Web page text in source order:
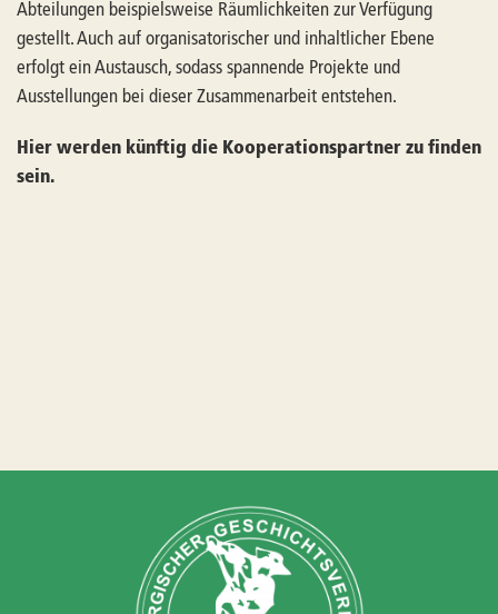
Abteilungen beispielsweise Räumlichkeiten zur Verfügung
gestellt. Auch auf organisatorischer und inhaltlicher Ebene
erfolgt ein Austausch, sodass spannende Projekte und
Ausstellungen bei dieser Zusammenarbeit entstehen.
Hier werden künftig die Kooperationspartner zu finden
sein.